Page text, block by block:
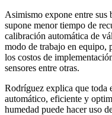
Asimismo expone entre
supone menor tiempo de
calibración automática de
modo de trabajo en equipo,
los costos de
sensores entre otras.
Rodríguez explica que toda
automático, eficiente y
humedad puede hacer uso